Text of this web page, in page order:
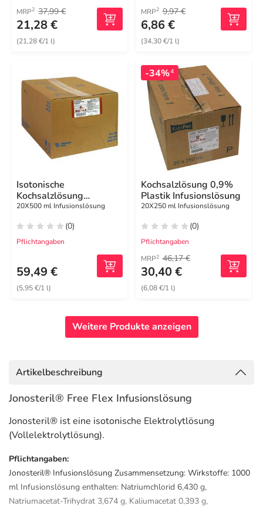
MRP2 37,99 €
21,28 €
(21,28 €/1 l)
MRP2 9,97 €
6,86 €
(34,30 €/1 l)
Isotonische
Kochsalzlösung
Fresenius freeflex
20X500 ml Infusionslösung
(0)
Pflichtangaben
59,49 €
(5,95 €/1 l)
-34%4
Kochsalzlösung 0,9%
Plastik Infusionslösung
20X250 ml Infusionslösung
(0)
Pflichtangaben
MRP2 46,17 €
30,40 €
(6,08 €/1 l)
Weitere Produkte anzeigen
Artikelbeschreibung
Jonosteril® Free Flex Infusionslösung
Jonosteril® ist eine isotonische Elektrolytlösung
(Vollelektrolytlösung).
Pflichtangaben:
Jonosteril® Infusionslösung Zusammensetzung: Wirkstoffe: 1000
ml Infusionslösung enthalten: Natriumchlorid 6,430 g,
Natriumacetat-Trihydrat 3,674 g, Kaliumacetat 0,393 g,